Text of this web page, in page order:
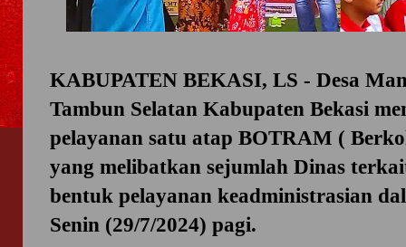
KABUPATEN BEKASI, LS - Desa
Tambun Selatan Kabupaten Bekasi
pelayanan satu atap BOTRAM (
yang melibatkan sejumlah Dinas
bentuk pelayanan keadministrasian
Senin (29/7/2024) pagi.